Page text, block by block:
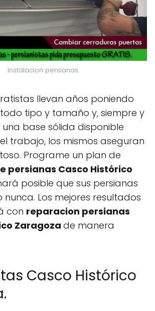
Instalacion persianas
llevan años poniendo
tipo y tamaño y, siempre y
base sólida disponible
trabajo, los mismos aseguran
Programe un plan de
persianas Casco Histórico
posible que sus persianas
Los mejores resultados
con reparacion persianas
Zaragoza de manera
Casco Histórico